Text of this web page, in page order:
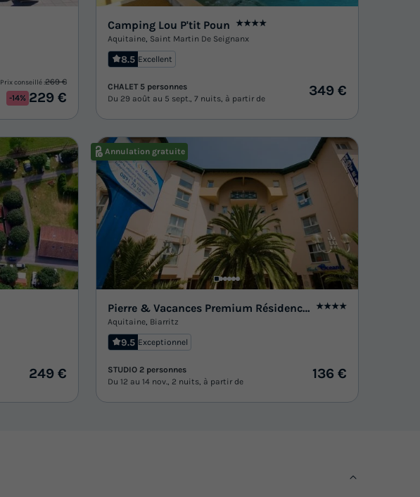
Prix conseillé :269 €
-14% 229 €
Camping Lou P'tit Poun
★★★★
Aquitaine, Saint Martin De Seignanx
8.5 Excellent
CHALET 5 personnes
Du 29 août au 5 sept., 7 nuits, à partir de
349 €
249 €
Annulation gratuite
Pierre & Vacances Premium Résidence Haguna
★★★★
Aquitaine, Biarritz
9.5 Exceptionnel
STUDIO 2 personnes
Du 12 au 14 nov., 2 nuits, à partir de
136 €